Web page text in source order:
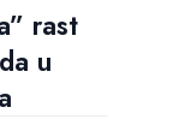
rast
u